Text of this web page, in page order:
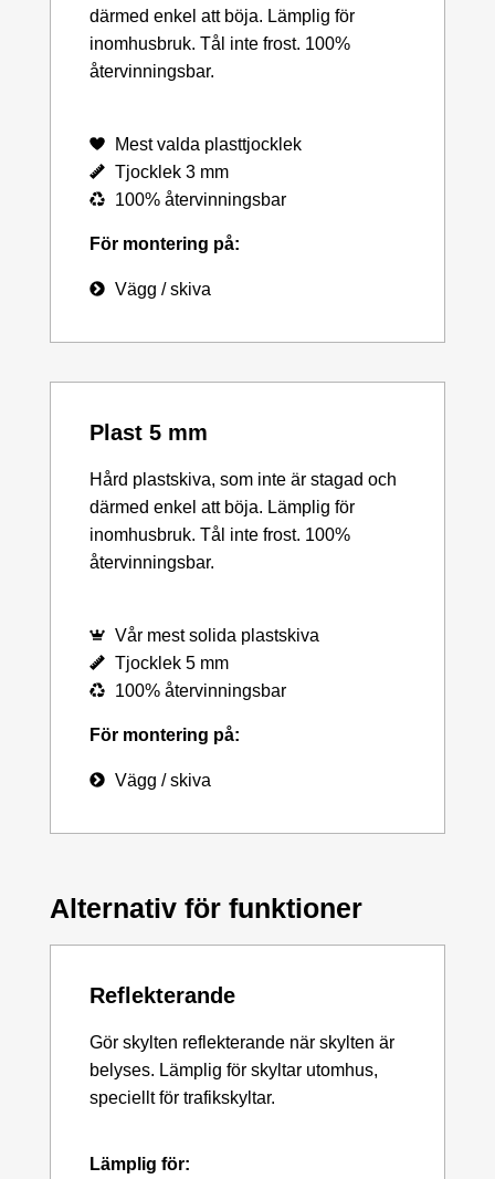
därmed enkel att böja. Lämplig för
inomhusbruk. Tål inte frost. 100%
återvinningsbar.
Mest valda plasttjocklek
Tjocklek 3 mm
100% återvinningsbar
För montering på:
Vägg / skiva
Plast 5 mm
Hård plastskiva, som inte är stagad och
därmed enkel att böja. Lämplig för
inomhusbruk. Tål inte frost. 100%
återvinningsbar.
Vår mest solida plastskiva
Tjocklek 5 mm
100% återvinningsbar
För montering på:
Vägg / skiva
Alternativ för funktioner
Reflekterande
Gör skylten reflekterande när skylten är
belyses. Lämplig för skyltar utomhus,
speciellt för trafikskyltar.
Lämplig för: